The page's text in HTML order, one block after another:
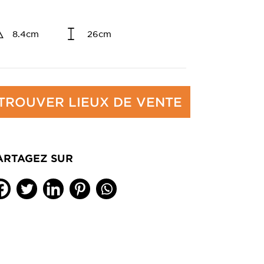
8.4cm 26cm
LIEUX DE VENTE
SUR